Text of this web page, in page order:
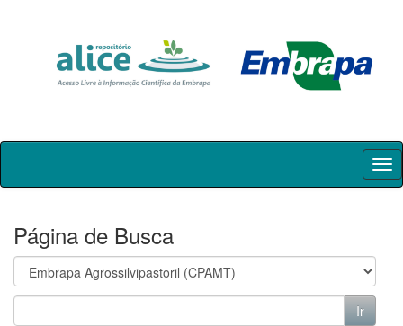
Skip
Página de Busca